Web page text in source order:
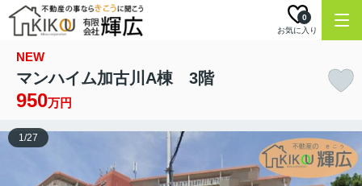
お気に入り
0
NEW
マンハイム加古川A棟 3階
950万円
1/27